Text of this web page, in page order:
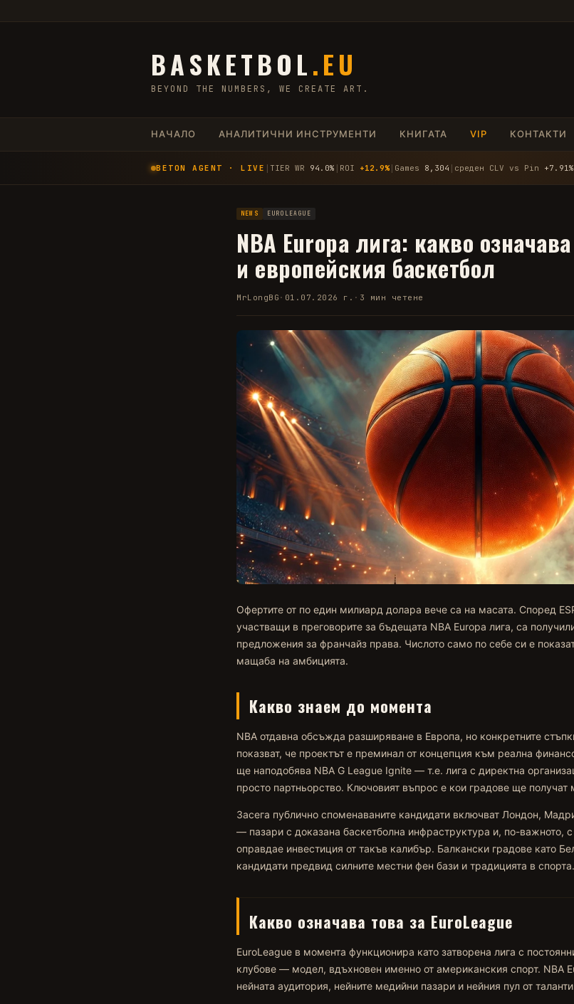
BASKETBOL.EU
BEYOND THE NUMBERS, WE CREATE ART.
НАЧАЛО АНАЛИТИЧНИ ИНСТРУМЕНТИ КНИГАТА VIP КОНТАКТИ
BETON AGENT · LIVE TIER WR 94.0% ROI +12.9% Games 8,304 среден CLV vs Pin +7.91%
NEWS EUROLEAGUE
NBA Europa лига: какво
и европейския баскетбол
MrLongBG · 01.07.2026 г. · 3 мин четене
Офертите от по един милиард долара вече са на масата. Според
участващи в преговорите за бъдещата NBA Europa лига, са
предложения за франчайз права. Числото само по себе си е
мащаба на амбицията.
Какво знаем до момента
NBA отдавна обсъжда разширяване в Европа, но конкретните
показват, че проектът е преминал от концепция към реална
ще наподобява NBA G League Ignite — т.е. лига с директна
просто партньорство. Ключовият въпрос е кои градове ще получат
Засега публично споменаваните кандидати включват Лондон,
— пазари с доказана баскетболна инфраструктура и, по-важното,
оправдае инвестиция от такъв калибър. Балкански градове като
кандидати предвид силните местни фен бази и традицията в спорта.
Какво означава това за EuroLeague
EuroLeague в момента функционира като затворена лига с
клубове — модел, вдъхновен именно от американския спорт. NBA
нейната аудитория, нейните медийни пазари и нейния пул от